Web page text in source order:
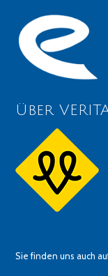
Über
Sie finden uns auch